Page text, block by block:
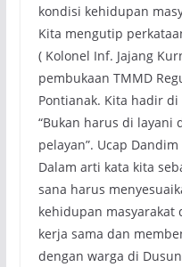
kondisi kehidupan
Kita mengutip
( Kolonel Inf. Jajang
pembukaan TMMD
Pontianak. Kita hadir di
“Bukan harus di layani
pelayan”. Ucap
Dalam arti kata kita
sana harus
kehidupan masyarakat
kerja sama dan
dengan warga di